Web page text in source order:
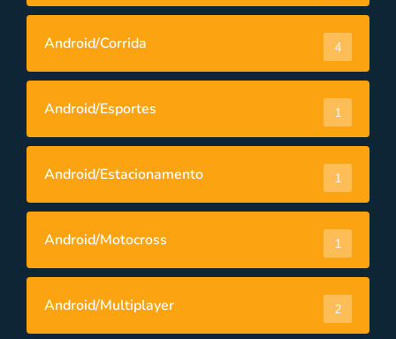
Android/Corrida 4
Android/Esportes 1
Android/Estacionamento 1
Android/Motocross 1
Android/Multiplayer 2